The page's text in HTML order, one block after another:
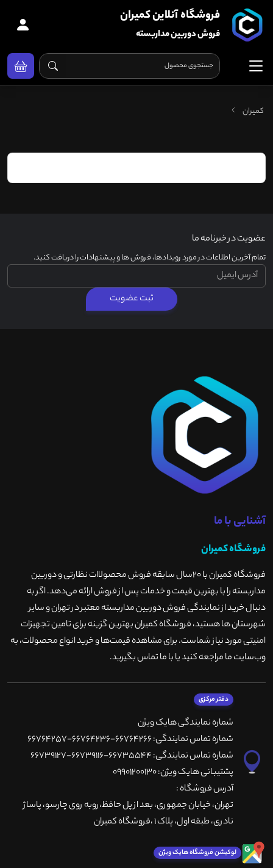
فروشگاه آنلاین کمیران
فروش دوربین مداربسته
کمیران
عضویت در خبرنامه ما
تمام آخرین اطلاعات در مورد رویدادها، فروش ها و پیشنهادات را دریافت کنید.
ثبت عضویت
آشنایی با ما
فروشگاه کمیران
فروشگاه کمیران با ۲۰سال سابقه فروش محصولاات نظارتی و دوربین
مداربسته را با بهترین قیمت و خدمات پس از فروش ارائه می‌دهد. اگر به
دنبال خرید از نمایندگی فروش دوربین مداربسته معتبر در تهران و سایر
شهرستان ها هستید، فروشگاه کمیران بهترین گزینه برای تامین تجهیزات
امنیتی مورد نیاز شماست. برای مشاهده قیمت‌ها و خرید انواع محصولات، به
وب‌سایت ما مراجعه کنید یا با ما تماس بگیرید.
دفتر مرکزی
شماره نمایندگی هایک ویژن
شماره تماس نمایندگی: 66764266-66764236-66764257
شماره تماس نمایندگی: 66735544-66739116-66739127
پشتیبانی هایک ویژن: 09901200130
آدرس فروشگاه :
تهران، خيابان جمهوری، بعد از پل حافظ،روبه روی چارسو، پاساژ
نادری، طبقه اول، پلاک 1 ،فروشگاه کمیران
لوکیشن فروشگاه هایک ویژن